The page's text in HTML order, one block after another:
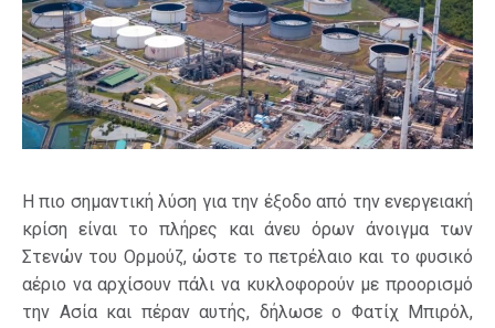
Η πιο σημαντική λύση για την έξοδο από την ενεργειακή
κρίση είναι το πλήρες και άνευ όρων άνοιγμα των
Στενών του Ορμούζ, ώστε το πετρέλαιο και το φυσικό
αέριο να αρχίσουν πάλι να κυκλοφορούν με προορισμό
την Ασία και πέραν αυτής, δήλωσε ο Φατίχ Μπιρόλ,